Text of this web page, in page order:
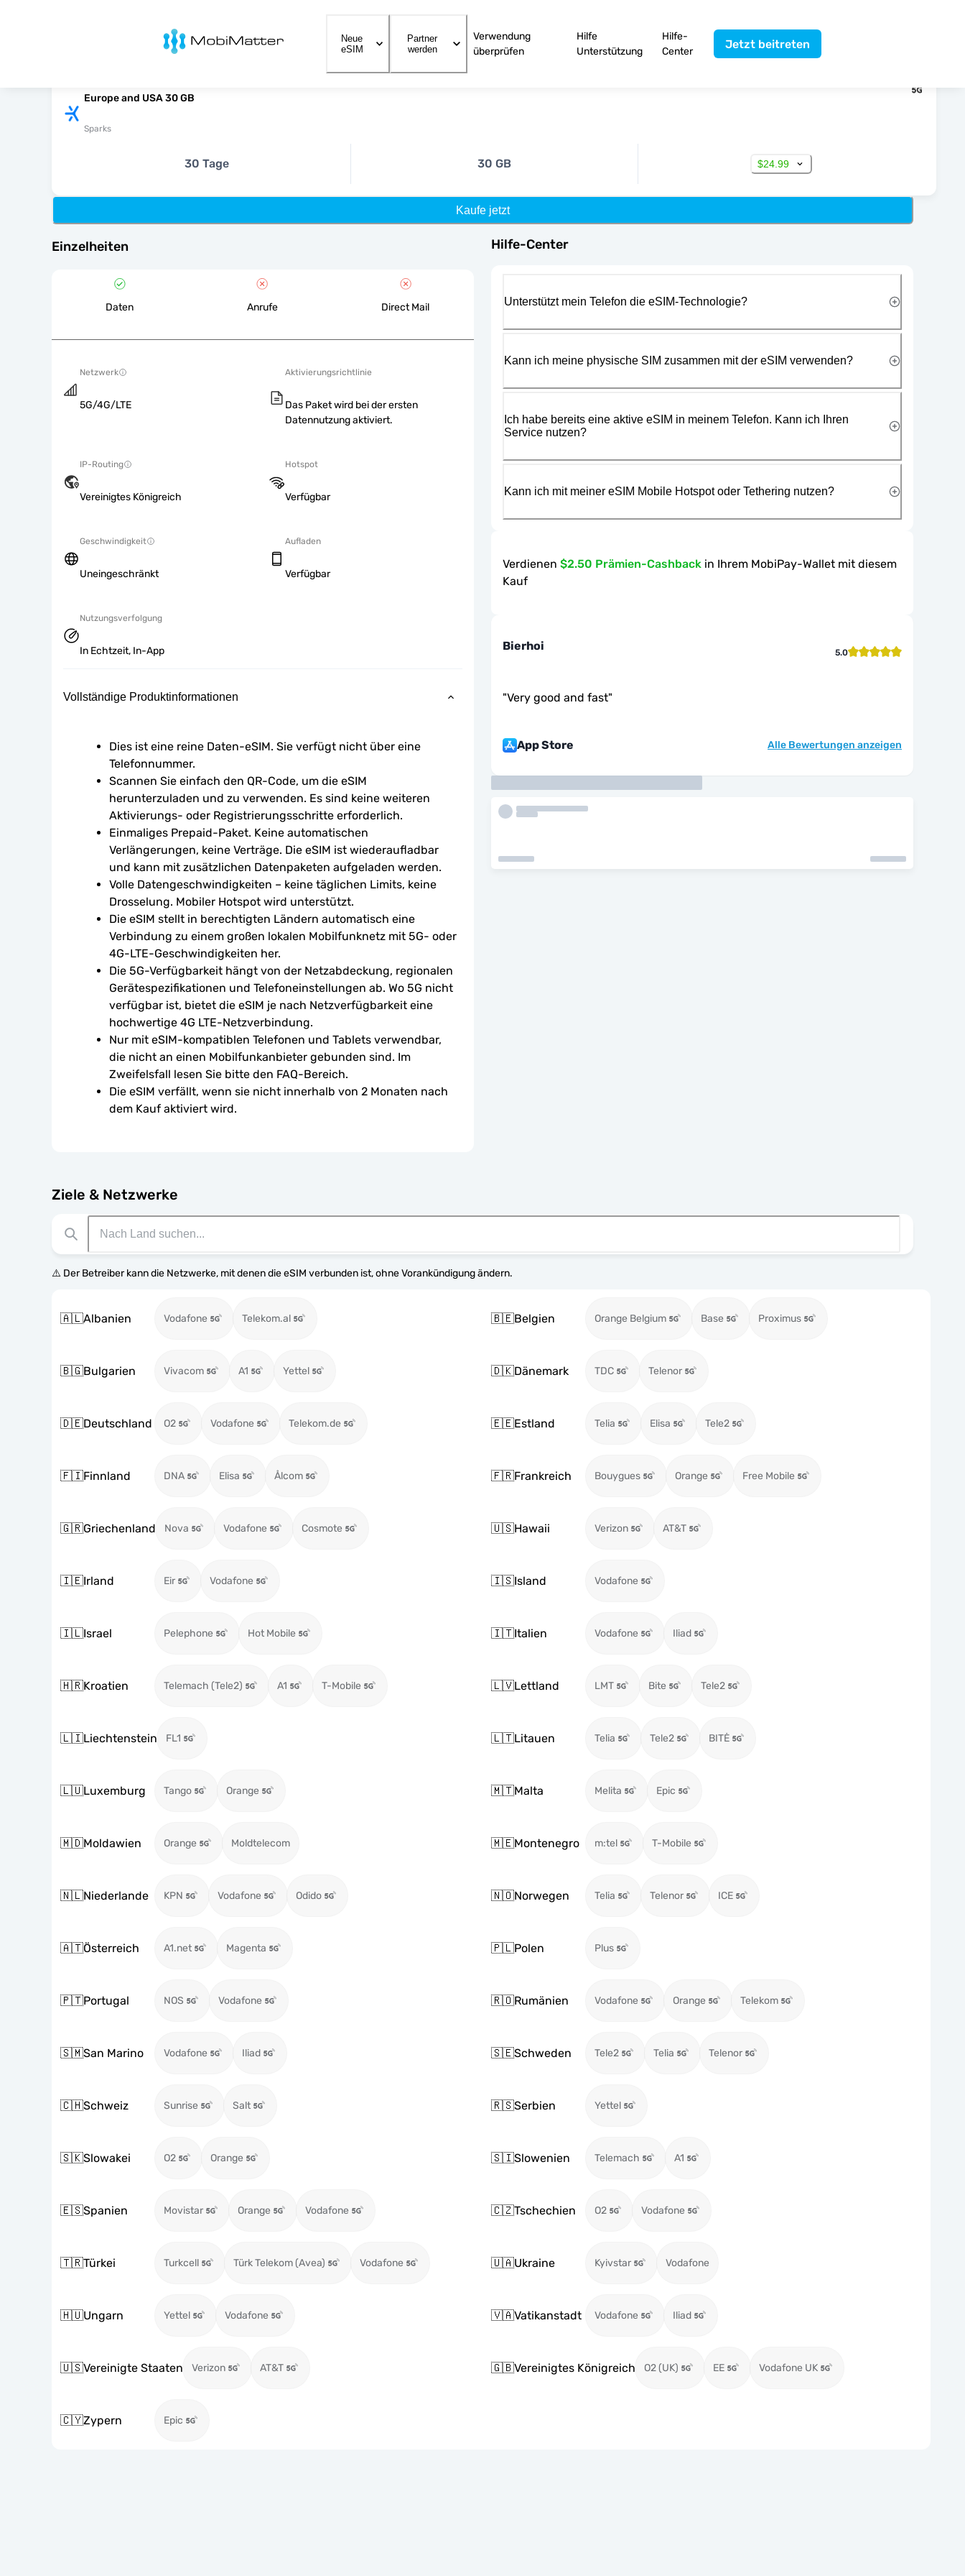
MobiMatter
Neue
eSIM
Partner
werden
Verwendung
überprüfen
Hilfe
Unterstützung
Hilfe-
Center
Jetzt beitreten
Europe and USA 30 GB
Sparks
30 Tage 30 GB $24.99
Kaufe jetzt
Einzelheiten
Daten Anrufe Direct Mail
Netzwerk
5G/4G/LTE
Aktivierungsrichtlinie
Das Paket wird bei der ersten
Datennutzung aktiviert.
IP-Routing
Vereinigtes Königreich
Hotspot
Verfügbar
Geschwindigkeit
Uneingeschränkt
Aufladen
Verfügbar
Nutzungsverfolgung
In Echtzeit, In-App
Vollständige Produktinformationen
Dies ist eine reine Daten-eSIM. Sie verfügt nicht über eine
Telefonnummer.
Scannen Sie einfach den QR-Code, um die eSIM
herunterzuladen und zu verwenden. Es sind keine weiteren
Aktivierungs- oder Registrierungsschritte erforderlich.
Einmaliges Prepaid-Paket. Keine automatischen
Verlängerungen, keine Verträge. Die eSIM ist wiederaufladbar
und kann mit zusätzlichen Datenpaketen aufgeladen werden.
Volle Datengeschwindigkeiten – keine täglichen Limits, keine
Drosselung. Mobiler Hotspot wird unterstützt.
Die eSIM stellt in berechtigten Ländern automatisch eine
Verbindung zu einem großen lokalen Mobilfunknetz mit 5G- oder
4G-LTE-Geschwindigkeiten her.
Die 5G-Verfügbarkeit hängt von der Netzabdeckung, regionalen
Gerätespezifikationen und Telefoneinstellungen ab. Wo 5G nicht
verfügbar ist, bietet die eSIM je nach Netzverfügbarkeit eine
hochwertige 4G LTE-Netzverbindung.
Nur mit eSIM-kompatiblen Telefonen und Tablets verwendbar,
die nicht an einen Mobilfunkanbieter gebunden sind. Im
Zweifelsfall lesen Sie bitte den FAQ-Bereich.
Die eSIM verfällt, wenn sie nicht innerhalb von 2 Monaten nach
dem Kauf aktiviert wird.
Ziele & Netzwerke
⚠️ Der Betreiber kann die Netzwerke, mit denen die eSIM verbunden ist, ohne Vorankündigung ändern.
🇦🇱Albanien Vodafone Telekom.al 🇧🇪Belgien Orange Belgium Base Proximus
🇧🇬Bulgarien Vivacom A1 Yettel 🇩🇰Dänemark TDC Telenor
🇩🇪Deutschland O2 Vodafone Telekom.de 🇪🇪Estland Telia Elisa Tele2
🇫🇮Finnland DNA Elisa Ålcom 🇫🇷Frankreich Bouygues Orange Free Mobile
🇬🇷Griechenland Nova Vodafone Cosmote 🇺🇸Hawaii Verizon AT&T
🇮🇪Irland Eir Vodafone 🇮🇸Island Vodafone
🇮🇱Israel Pelephone Hot Mobile 🇮🇹Italien Vodafone Iliad
🇭🇷Kroatien Telemach (Tele2) A1 T-Mobile 🇱🇻Lettland LMT Bite Tele2
🇱🇮Liechtenstein FL1 🇱🇹Litauen Telia Tele2 BITĖ
🇱🇺Luxemburg Tango Orange 🇲🇹Malta Melita Epic
🇲🇩Moldawien Orange Moldtelecom 🇲🇪Montenegro m:tel T-Mobile
🇳🇱Niederlande KPN Vodafone Odido 🇳🇴Norwegen Telia Telenor ICE
🇦🇹Österreich A1.net Magenta 🇵🇱Polen Plus
🇵🇹Portugal NOS Vodafone 🇷🇴Rumänien Vodafone Orange Telekom
🇸🇲San Marino Vodafone Iliad 🇸🇪Schweden Tele2 Telia Telenor
🇨🇭Schweiz Sunrise Salt 🇷🇸Serbien Yettel
🇸🇰Slowakei O2 Orange 🇸🇮Slowenien Telemach A1
🇪🇸Spanien Movistar Orange Vodafone 🇨🇿Tschechien O2 Vodafone
🇹🇷Türkei Turkcell Türk Telekom (Avea) Vodafone 🇺🇦Ukraine Kyivstar Vodafone
🇭🇺Ungarn Yettel Vodafone 🇻🇦Vatikanstadt Vodafone Iliad
🇺🇸Vereinigte Staaten Verizon AT&T 🇬🇧Vereinigtes Königreich O2 (UK) EE Vodafone UK
🇨🇾Zypern Epic
Hilfe-Center
Unterstützt mein Telefon die eSIM-Technologie?
Kann ich meine physische SIM zusammen mit der eSIM verwenden?
Ich habe bereits eine aktive eSIM in meinem Telefon. Kann ich Ihren
Service nutzen?
Kann ich mit meiner eSIM Mobile Hotspot oder Tethering nutzen?
Verdienen $2.50 Prämien-Cashback in Ihrem MobiPay-Wallet mit diesem
Kauf
Bierhoi 5.0
"Very good and fast"
App Store Alle Bewertungen anzeigen